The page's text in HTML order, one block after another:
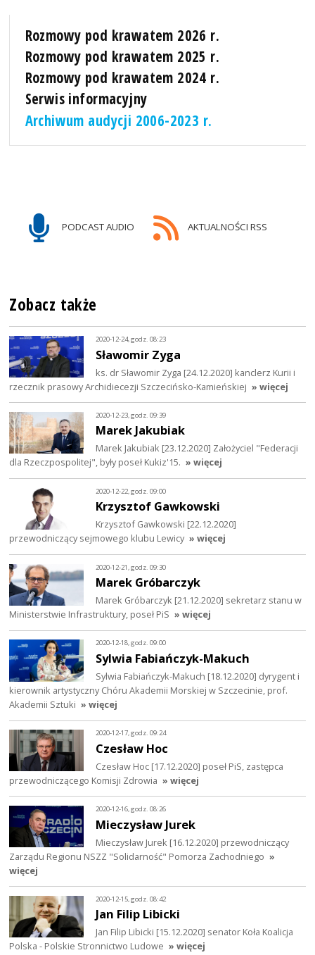
Rozmowy pod krawatem 2026 r.
Rozmowy pod krawatem 2025 r.
Rozmowy pod krawatem 2024 r.
Serwis informacyjny
Archiwum audycji 2006-2023 r.
PODCAST AUDIO AKTUALNOŚCI RSS
Zobacz także
2020-12-24, godz. 08:23
Sławomir Zyga
ks. dr Sławomir Zyga [24.12.2020] kanclerz Kurii i
rzecznik prasowy Archidiecezji Szczecińsko-Kamieńskiej » więcej
2020-12-23, godz. 09:39
Marek Jakubiak
Marek Jakubiak [23.12.2020] Założyciel "Federacji
dla Rzeczpospolitej", były poseł Kukiz'15. » więcej
2020-12-22, godz. 09:00
Krzysztof Gawkowski
Krzysztof Gawkowski [22.12.2020]
przewodniczący sejmowego klubu Lewicy » więcej
2020-12-21, godz. 09:30
Marek Gróbarczyk
Marek Gróbarczyk [21.12.2020] sekretarz stanu w
Ministerstwie Infrastruktury, poseł PiS » więcej
2020-12-18, godz. 09:00
Sylwia Fabiańczyk-Makuch
Sylwia Fabiańczyk-Makuch [18.12.2020] dyrygent i
kierownik artystyczny Chóru Akademii Morskiej w Szczecinie, prof.
Akademii Sztuki » więcej
2020-12-17, godz. 09:24
Czesław Hoc
Czesław Hoc [17.12.2020] poseł PiS, zastępca
przewodniczącego Komisji Zdrowia » więcej
2020-12-16, godz. 08:26
Mieczysław Jurek
Mieczysław Jurek [16.12.2020] przewodniczący
Zarządu Regionu NSZZ "Solidarność" Pomorza Zachodniego »
więcej
2020-12-15, godz. 08:42
Jan Filip Libicki
Jan Filip Libicki [15.12.2020] senator Koła Koalicja
Polska - Polskie Stronnictwo Ludowe » więcej